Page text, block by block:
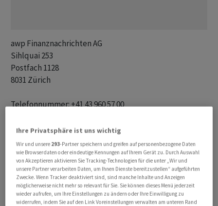
awp Finanznachrichten AG
Sihlquai 253
Postfach 1128
8031 Zürich
Telefonnummer: +41 43 960 57 00
E-mail: redakt@awp.ch
Internet: www.awp.ch
Geschäftsführung: Christoph Gaberthüel
Alle angegebenen Zeiten beziehen sich auf MESZ.
Ihre Privatsphäre ist uns wichtig
Wir und unsere 293-Partner speichern und greifen auf personenbezogene Daten
wie Browserdaten oder eindeutige Kennungen auf Ihrem Gerät zu. Durch Auswahl
von Akzeptieren aktivieren Sie Tracking-Technologien für die unter „Wir und
unsere Partner verarbeiten Daten, um Ihnen Dienste bereitzustellen“ aufgeführten
Zwecke. Wenn Tracker deaktiviert sind, sind manche Inhalte und Anzeigen
möglicherweise nicht mehr so relevant für Sie. Sie können dieses Menü jederzeit
wieder aufrufen, um Ihre Einstellungen zu ändern oder Ihre Einwilligung zu
widerrufen, indem Sie auf den Link Voreinstellungen verwalten am unteren Rand